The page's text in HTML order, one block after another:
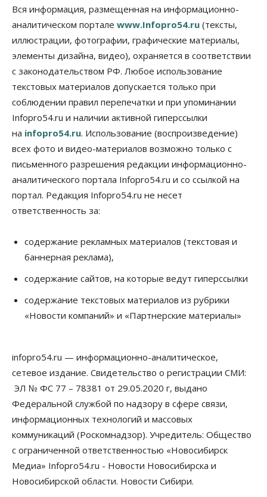
новосибирской сети СТО пояснил кому можно
заливать бензин Евро‑2
09 Августа 2026, 10:00
Бизнес Общество
Работодатели Новосибирска заявили в центры
занятости почти 32 тысячи вакансий
09 Августа 2026, 09:00
Спрос на машино-места в
Новосибирской области вырос в полтора раза
08 Августа 2026, 18:00
К современному юридическому образованию в
России возникает много вопросов
Новосибирские вузы опубликовали
приказы о зачислении на бюджетные места
08 Августа 2026, 16:00
Искусственный интеллект впервые выписал
штраф за борщевик
08 Августа 2026, 15:00
Продажи подержанных электромобилей в
Новосибирской области растут второй месяц
08 Августа 2026, 13:00
Бизнес Общество
Детские центры Новосибирска
перегибают с «педагогикой успеха», считает
психолог
08 Августа 2026, 11:00
Бизнес Общество
Союз продавцов маркетплейсов
Вся информация, размещенная на информационно-
аналитическом портале www.Infopro54.ru (тексты,
иллюстрации, фотографии, графические материалы,
элементы дизайна, видео), охраняется в соответствии
с законодательством РФ. Любое использование
текстовых материалов допускается только при
соблюдении правил перепечатки и при упоминании
Infopro54.ru и наличии активной гиперссылки
на infopro54.ru. Использование (воспроизведение)
всех фото и видео-материалов возможно только с
письменного разрешения редакции информационно-
аналитического портала Infopro54.ru и со ссылкой на
портал. Редакция Infopro54.ru не несет
ответственность за:
содержание рекламных материалов (текстовая и
баннерная реклама),
содержание сайтов, на которые ведут гиперссылки
содержание текстовых материалов из рубрики
«Новости компаний» и «Партнерские материалы»
infopro54.ru — информационно-аналитическое,
сетевое издание. Свидетельство о регистрации СМИ:
ЭЛ № ФС 77 – 78381 от 29.05.2020 г, выдано
Федеральной службой по надзору в сфере связи,
информационных технологий и массовых
коммуникаций (Роскомнадзор). Учредитель: Общество
с ограниченной ответственностью «Новосибирск
Медиа» Infopro54.ru - Новости Новосибирска и
Новосибирской области. Новости Сибири.